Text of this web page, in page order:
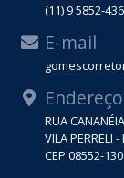
(11) 9 5852-
E-mail
Endereço
RUA
VILA PERRELI -
CEP 08552-